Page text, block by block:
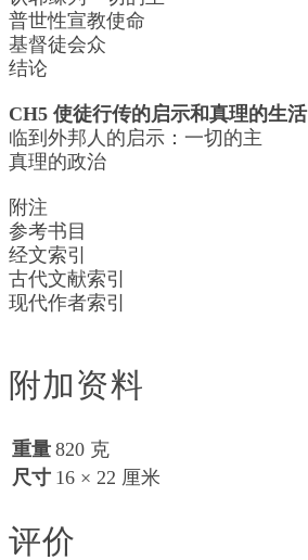
普世性宣教使命
基督徒会众
结论
CH5 使徒行传的启示和真理的生活
临到外邦人的启示：一切的主
真理的政治
附注
参考书目
经文索引
古代文献索引
现代作者索引
附加资料
重量 820 克
尺寸 16 × 22 厘米
评价